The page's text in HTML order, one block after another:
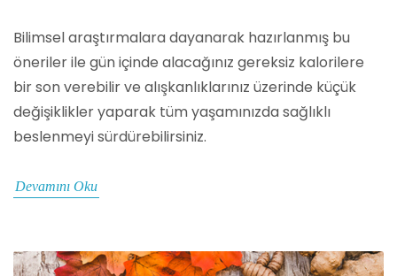
Bilimsel araştırmalara dayanarak hazırlanmış bu
öneriler ile gün içinde alacağınız gereksiz kalorilere
bir son verebilir ve alışkanlıklarınız üzerinde küçük
değişiklikler yaparak tüm yaşamınızda sağlıklı
beslenmeyi sürdürebilirsiniz.
Devamını Oku